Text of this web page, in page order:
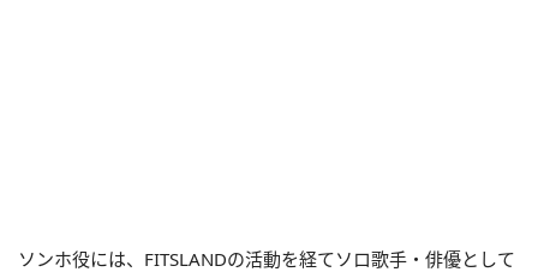
ソンホ役には、FITSLANDの活動を経てソロ歌手・俳優として